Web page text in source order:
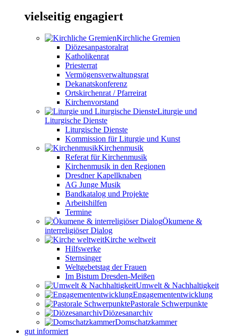
vielseitig engagiert
Kirchliche Gremien
Diözesanpastoralrat
Katholikenrat
Priesterrat
Vermögensverwaltungsrat
Dekanatskonferenz
Ortskirchenrat / Pfarreirat
Kirchenvorstand
Liturgie und
Liturgische Dienste
Liturgische Dienste
Kommission für Liturgie und Kunst
Kirchenmusik
Referat für Kirchenmusik
Kirchenmusik in den Regionen
Dresdner Kapellknaben
AG Junge Musik
Bandkatalog und Projekte
Arbeitshilfen
Termine
Ökumene &
interreligiöser Dialog
Kirche weltweit
Hilfswerke
Sternsinger
Weltgebetstag der Frauen
Im Bistum Dresden-Meißen
Umwelt & Nachhaltigkeit
Engagemententwicklung
Pastorale Schwerpunkte
Diözesanarchiv
Domschatzkammer
gut informiert